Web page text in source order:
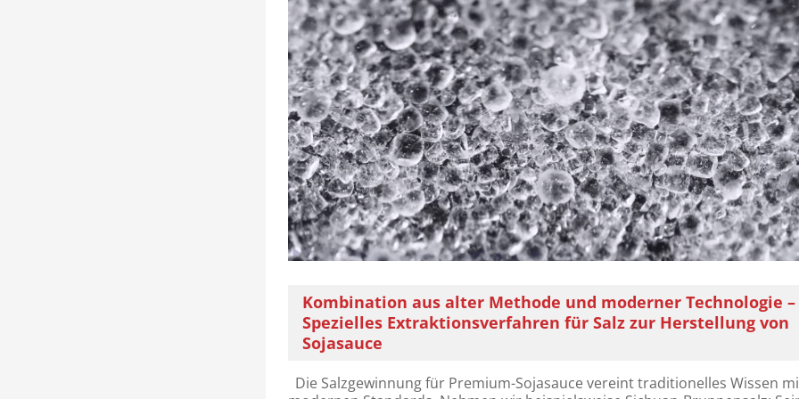
Kombination aus alter Methode und moderner Technologie –
Spezielles Extraktionsverfahren für Salz zur Herstellung von
Sojasauce
Die Salzgewinnung für Premium-Sojasauce vereint traditionelles Wissen